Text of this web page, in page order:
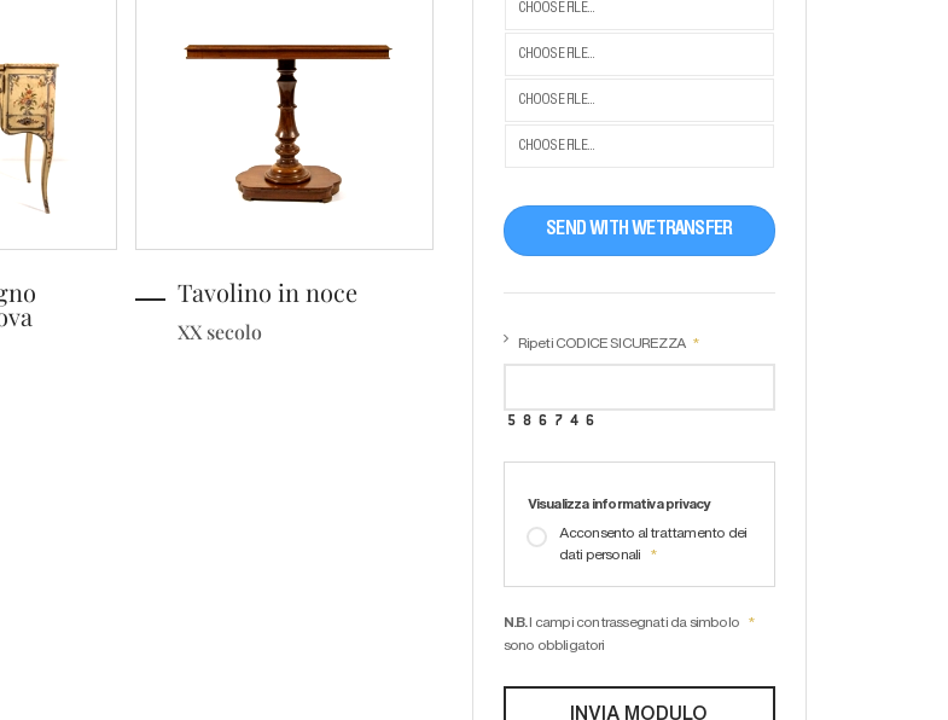
Tavolino in noce
XX secolo
CHOOSE FILE...
CHOOSE FILE...
CHOOSE FILE...
CHOOSE FILE...
SEND WITH WETRANSFER
Ripeti CODICE SICUREZZA
Visualizza informativa privacy
Acconsento al trattamento dei
dati personali
N.B.
I campi contrassegnati da simbolo
sono obbligatori